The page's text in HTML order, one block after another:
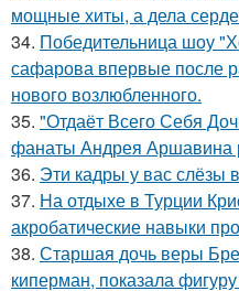
мощные хиты, а дела
34. Победительница шоу
сафарова впервые после
нового возлюбленного.
35. "Отдаёт Всего Себя
фанаты Андрея Аршавина
36. Эти кадры у вас слёзы
37. На отдыхе в Турции
акробатические навыки
38. Старшая дочь веры
киперман, показала